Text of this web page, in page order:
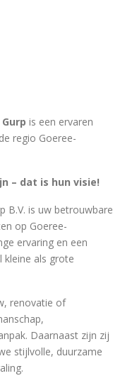
is een ervaren
regio Goeree-
– dat is hun visie!
B.V. is uw betrouwbare
op Goeree-
ervaring en een
kleine als grote
renovatie of
Daarnaast zijn zij
stijlvolle, duurzame